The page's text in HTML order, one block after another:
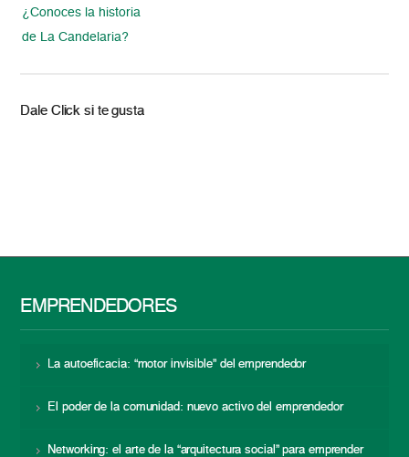
¿Conoces la historia
de La Candelaria?
Dale Click si te gusta
EMPRENDEDORES
La autoeficacia: “motor invisible” del emprendedor
El poder de la comunidad: nuevo activo del emprendedor
Networking: el arte de la “arquitectura social” para emprender